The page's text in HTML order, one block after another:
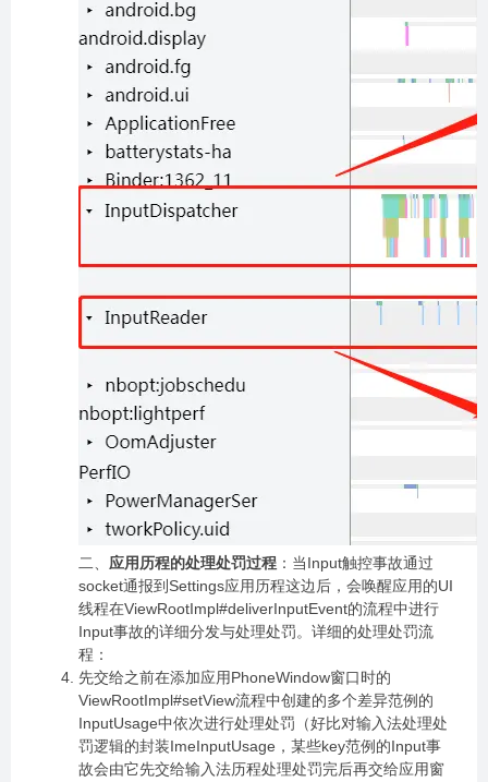
二、 应用历程的处理处罚过程 ：当Input触控事故通过
socket通报到Settings应用历程这边后，会唤醒应用的UI
线程在ViewRootImpl#deliverInputEvent的流程中进行
Input事故的详细分发与处理处罚。详细的处理处罚流
程：
先交给之前在添加应用PhoneWindow窗口时的
ViewRootImpl#setView流程中创建的多个差异范例的
InputUsage中依次进行处理处罚（好比对输入法处理处
罚逻辑的封装ImeInputUsage，某些key范例的Input事
故会由它先交给输入法历程处理处罚完后再交给应用窗